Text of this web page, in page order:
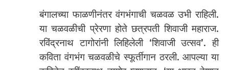
बंगालच्या फाळणीनंतर वंगभंगाची चळवळ उभी राहिली.
या चळवळीची प्रेरणा होते छत्रपती शिवाजी महाराज.
रविंद्रनाथ टागोरांनी लिहिलेली ‘शिवाजी उत्सव’. ही
कविता वंगभंग चळवळीचे स्फूर्तीगान ठरली. आपल्या या